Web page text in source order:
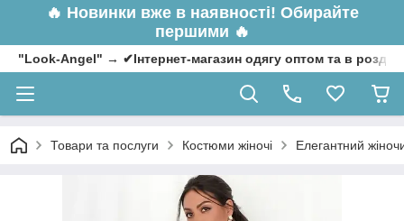
🔥 Новинки вже в наявності! Обирайте
першими 🔥
"Look-Angel" → ✔Інтернет-магазин одягу оптом та в
Товари та послуги Костюми жіночі Елегантний